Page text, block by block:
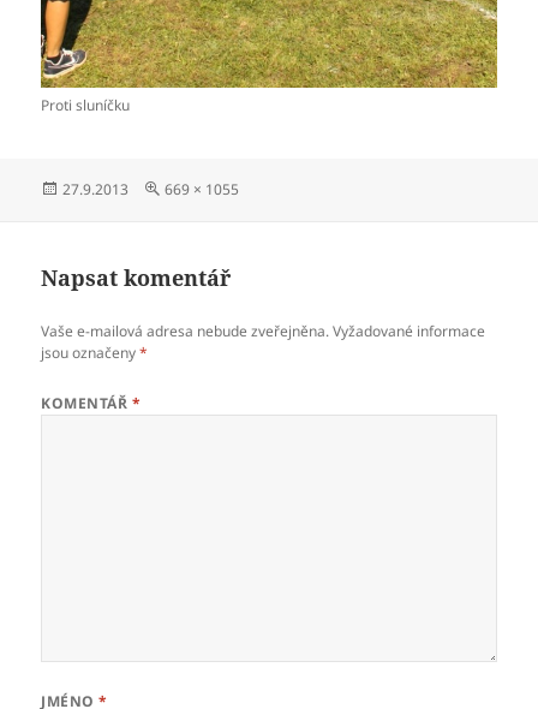
Proti sluníčku
Publikováno:
27.9.2013
Původní
669 × 1055
Napsat komentář
Vaše e-mailová adresa nebude zveřejněna. Vyžadované informace
jsou označeny*
KOMENTÁŘ *
JMÉNO*